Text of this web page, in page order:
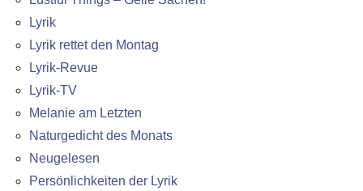
Lyrik
Lyrik rettet den Montag
Lyrik-Revue
Lyrik-TV
Melanie am Letzten
Naturgedicht des Monats
Neugelesen
Persönlichkeiten der Lyrik